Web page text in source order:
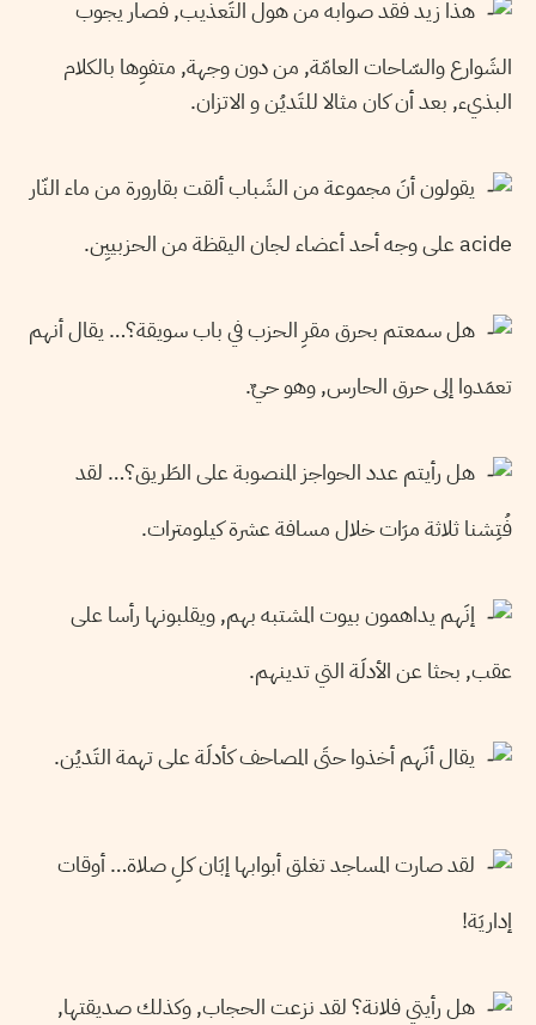
هذا زيد فقد صوابه من هول التَعذيب, فصار يجوب
الشَوارع والسّاحات العامّة, من دون وجهة, متفوِها بالكلام
البذيء, بعد أن كان مثالا للتَديُن و الاتزان.
يقولون أنَ مجموعة من الشَباب ألقت بقارورة من ماء النّار
acide على وجه أحد أعضاء لجان اليقظة من الحزبييِن.
هل سمعتم بحرق مقرِ الحزب في باب سويقة؟… يقال أنهم
تعمَدوا إلى حرق الحارس, وهو حيٌ.
هل رأيتم عدد الحواجز المنصوبة على الطَريق؟… لقد
فُتِشنا ثلاثة مرَات خلال مسافة عشرة كيلومترات.
إنَهم يداهمون بيوت المشتبه بهم, ويقلبونها رأسا على
عقب, بحثا عن الأدلَة التي تدينهم.
يقال أنَهم أخذوا حتَى المصاحف كأدلَة على تهمة التَديُن.
لقد صارت المساجد تغلق أبوابها إبَان كلِ صلاة… أوقات
إداريَة!
هل رأيتي فلانة؟ لقد نزعت الحجاب, وكذلك صديقتها,